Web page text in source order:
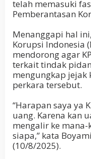
telah memasuki
Pemberantasan
Menanggapi hal
Korupsi Indonesia
mendorong agar
terkait tindak
mengungkap jejak
perkara tersebut.
“Harapan saya ya
uang. Karena kan
mengalir ke
siapa,” kata
(10/8/2025).